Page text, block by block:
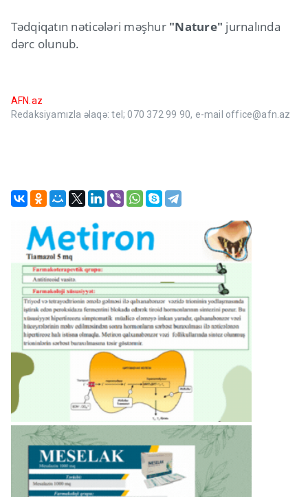
Tədqiqatın nəticələri məşhur "Nature" jurnalında
dərc olunub.
AFN.az
Redaksiyamızla əlaqə: tel; 070 372 99 90, e-mail office@afn.az